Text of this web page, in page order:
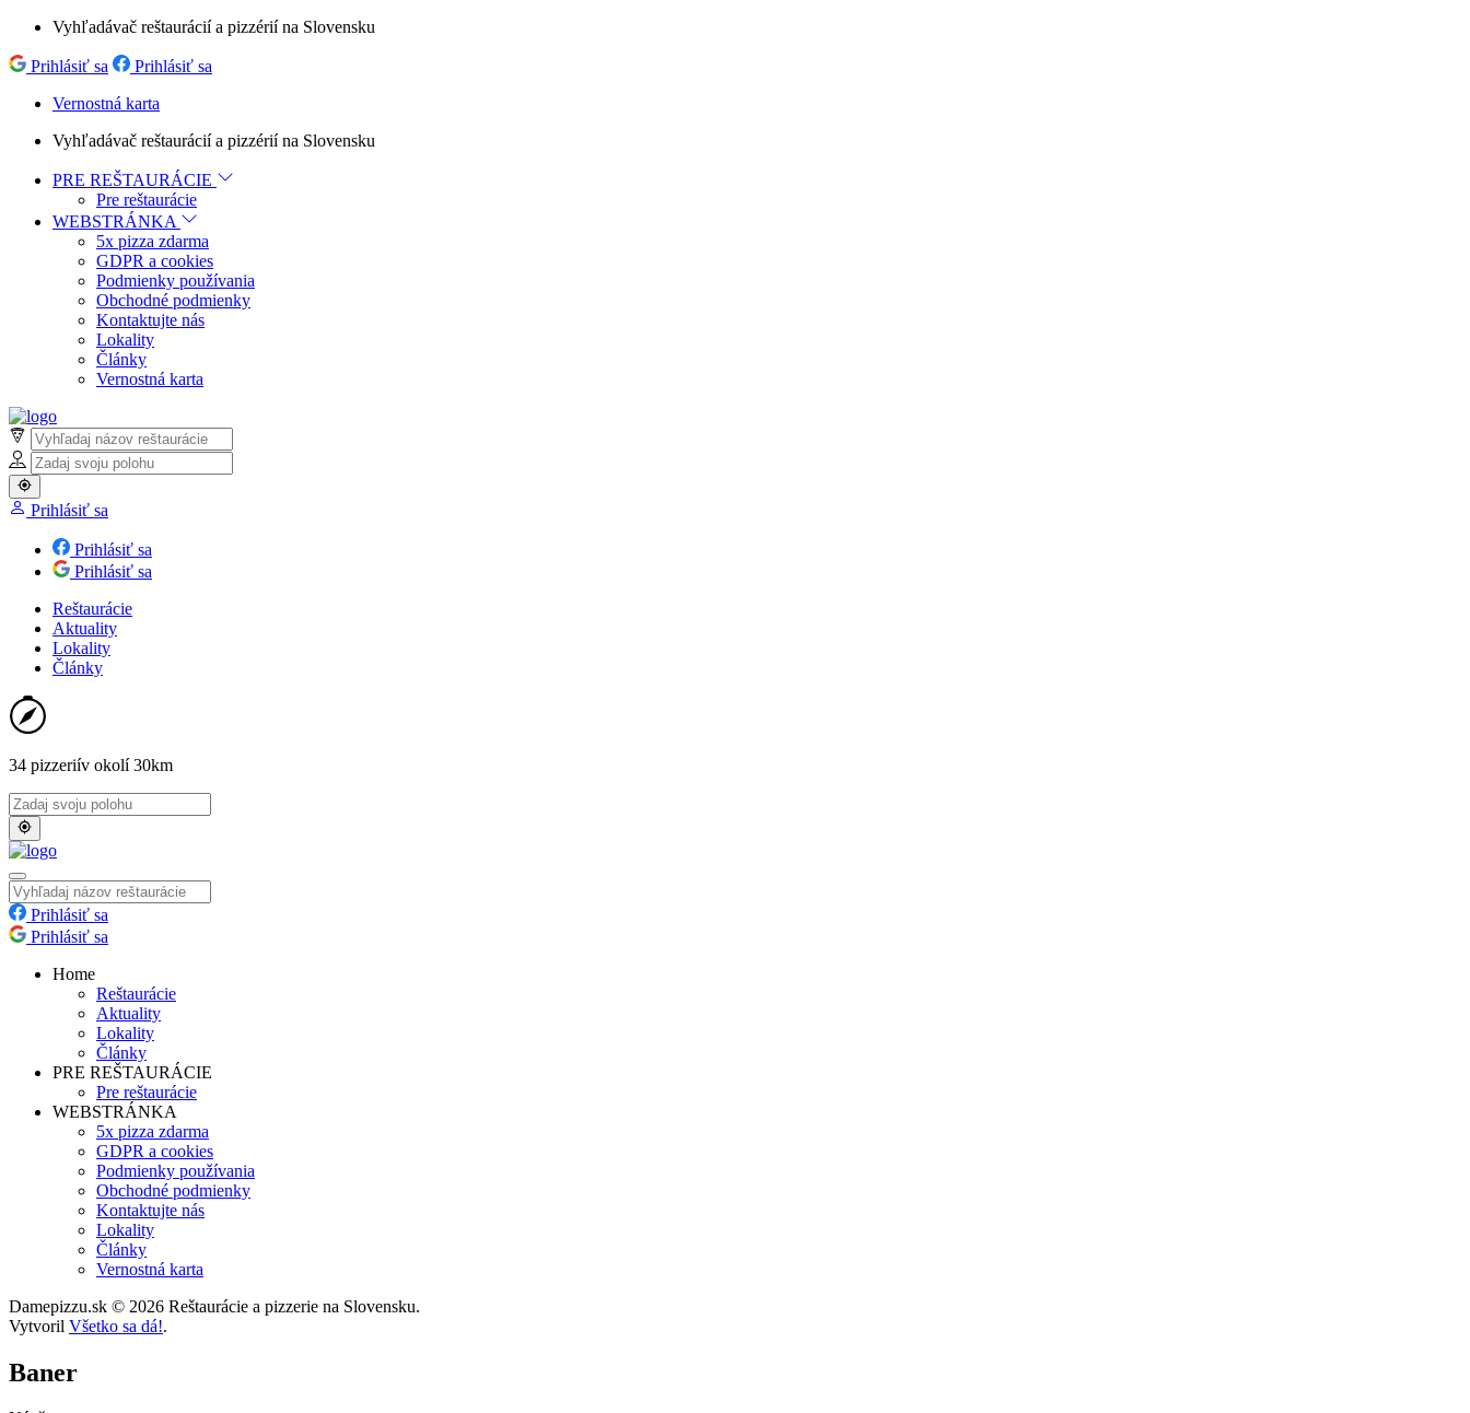
Vyhľadávač reštaurácií a pizzérií na Slovensku
Prihlásiť sa
Prihlásiť sa
Vernostná karta
Vyhľadávač reštaurácií a pizzérií na Slovensku
PRE REŠTAURÁCIE
Pre reštaurácie
WEBSTRÁNKA
5x pizza zdarma
GDPR a cookies
Podmienky používania
Obchodné podmienky
Kontaktujte nás
Lokality
Články
Vernostná karta
Prihlásiť sa
Prihlásiť sa
Prihlásiť sa
Reštaurácie
Aktuality
Lokality
Články
34 pizzeriív okolí 30km
Prihlásiť sa
Prihlásiť sa
Home
Reštaurácie
Aktuality
Lokality
Články
PRE REŠTAURÁCIE
Pre reštaurácie
WEBSTRÁNKA
5x pizza zdarma
GDPR a cookies
Podmienky používania
Obchodné podmienky
Kontaktujte nás
Lokality
Články
Vernostná karta
Damepizzu.sk © 2026 Reštaurácie a pizzerie na Slovensku.
Vytvoril Všetko sa dá!.
Baner